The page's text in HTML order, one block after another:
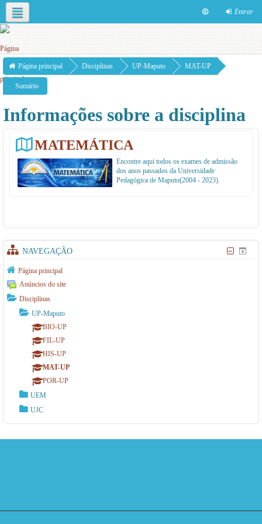
Entrar
Página principal Disciplinas UP-Maputo MAT-UP
Sumário
Informações sobre a disciplina
MATEMÁTICA
Encontre aqui todos os exames de admissão
dos anos passados da Universidade
Pedagógica de Maputo(2004 - 2023).
NAVEGAÇÃO
Página principal
Anúncios do site
Disciplinas
UP-Maputo
BIO-UP
FIL-UP
HIS-UP
MAT-UP
POR-UP
UEM
UJC